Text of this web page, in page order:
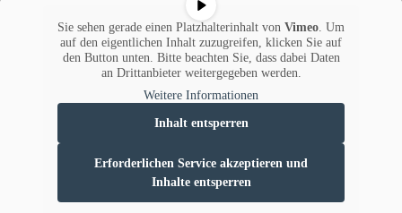
Sie sehen gerade einen Platzhalterinhalt von Vimeo. Um
auf den eigentlichen Inhalt zuzugreifen, klicken Sie auf
den Button unten. Bitte beachten Sie, dass dabei Daten
an Drittanbieter weitergegeben werden.
Weitere Informationen
Inhalt entsperren
Erforderlichen Service akzeptieren und
Inhalte entsperren